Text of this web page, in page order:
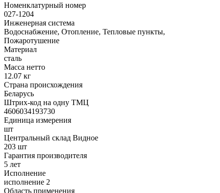
Номенклатурный номер
027-1204
Инженерная система
Водоснабжение, Отопление, Тепловые пункты,
Пожаротушение
Материал
сталь
Масса нетто
12.07 кг
Страна происхождения
Беларусь
Штрих-код на одну ТМЦ
4606034193730
Единица измерения
шт
Центральный склад Видное
203 шт
Гарантия производителя
5 лет
Исполнение
исполнение 2
Область применения